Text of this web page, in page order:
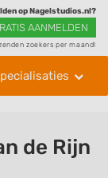
op Nagelstudios.nl?
AANMELDEN
zoekers per maand!
de Rijn